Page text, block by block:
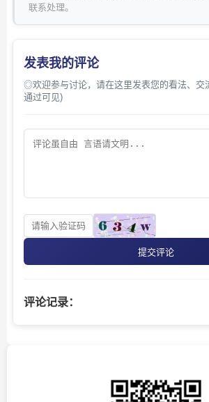
联系处理。
发表我的评论
◎欢迎参与讨论，请在这里发表您的看法、交
通过可见)
提交评论
评论记录：